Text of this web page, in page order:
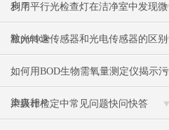
步？
利用平行光检查灯在洁净室中发现微
粒particle
激光转速传感器和光电传感器的区别
如何用BOD生物需氧量测定仪揭示污
染真相？
声级计检定中常见问题快问快答